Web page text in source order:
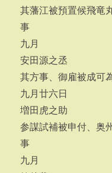
其藩江被預置候飛竜
事
九月
安田源之丞
其方事、御雇被成可
九月廿六日
増田虎之助
参謀試補被申付、奥
事
九月